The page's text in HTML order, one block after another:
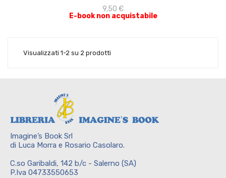
9,50 €
E-book non acquistabile
Visualizzati 1-2 su 2 prodotti
Imagine’s Book Srl
di Luca Morra e Rosario Casolaro.
C.so Garibaldi, 142 b/c - Salerno (SA)
P.Iva 04733550653